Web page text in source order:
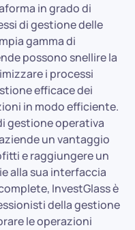
in grado di
di gestione delle
gamma di
possono snellire la
i processi
efficace dei
in modo efficiente.
gestione operativa
un vantaggio
e raggiungere un
alla sua interfaccia
InvestGlass è
della gestione
le operazioni